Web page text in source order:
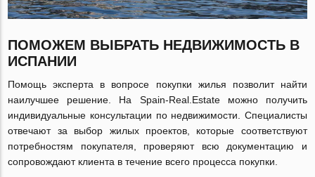
ПОМОЖЕМ ВЫБРАТЬ НЕДВИЖИМОСТЬ В
ИСПАНИИ
Помощь эксперта в вопросе покупки жилья позволит найти
наилучшее решение. На Spain-Real.Estate можно получить
индивидуальные консультации по недвижимости. Специалисты
отвечают за выбор жилых проектов, которые соответствуют
потребностям покупателя, проверяют всю документацию и
сопровождают клиента в течение всего процесса покупки.